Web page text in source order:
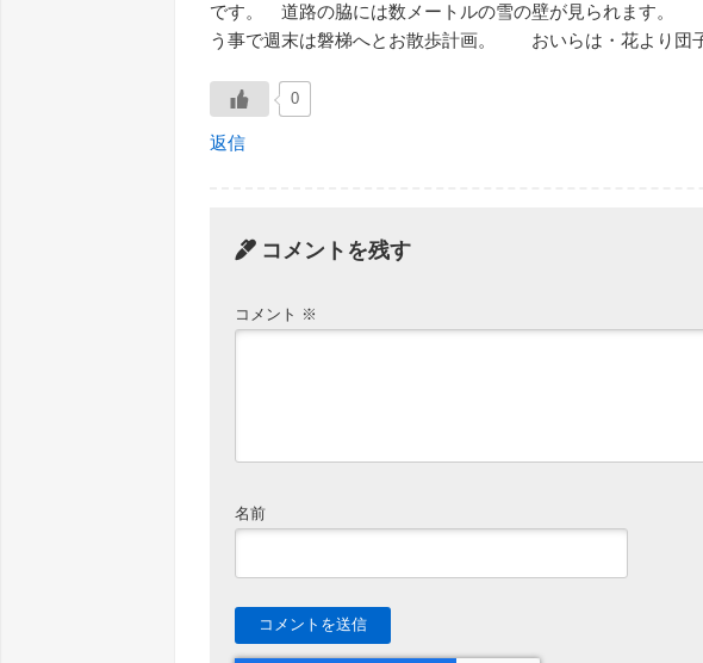
です。 道路の脇には数メートルの雪の壁が見られます
う事で週末は磐梯へとお散歩計画。 おいらは・花より団子
0
返信
コメントを残す
コメント ※
名前